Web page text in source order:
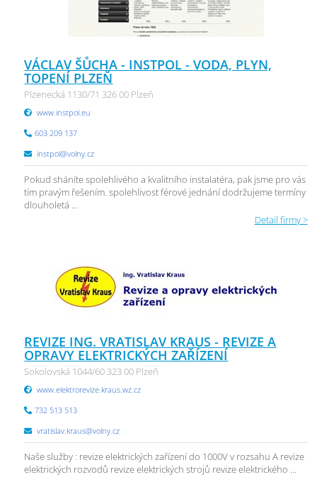
VÁCLAV ŠŮCHA - INSTPOL - VODA, PLYN,
TOPENÍ PLZEŇ
Plzenecká 1130/71 326 00 Plzeň
www.instpol.eu
603 209 137
instpol@volny.cz
Pokud sháníte spolehlivého a kvalitního instalatéra, pak jsme pro vás
tím pravým řešením. spolehlivost férové jednání dodržujeme termíny
dlouholetá ...
Detail firmy >
REVIZE ING. VRATISLAV KRAUS - REVIZE A
OPRAVY ELEKTRICKÝCH ZAŘÍZENÍ
Sokolovská 1044/60 323 00 Plzeň
www.elektrorevize.kraus.wz.cz
732 513 513
vratislav.kraus@volny.cz
Naše služby : revize elektrických zařízení do 1000V v rozsahu A revize
elektrických rozvodů revize elektrických strojů revize elektrického ...